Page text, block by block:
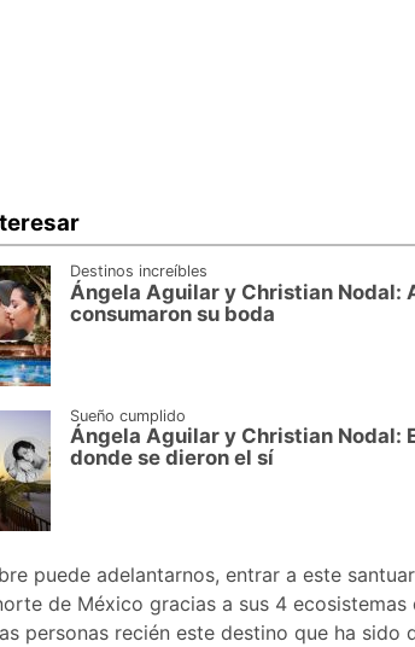
Destinos increíbles
Ángela Aguilar y Christian Nodal:
consumaron su boda
Sueño cumplido
Ángela Aguilar y Christian Nodal:
donde se dieron el sí
puede adelantarnos, entrar a este
de México gracias a sus 4
personas recién este destino que ha